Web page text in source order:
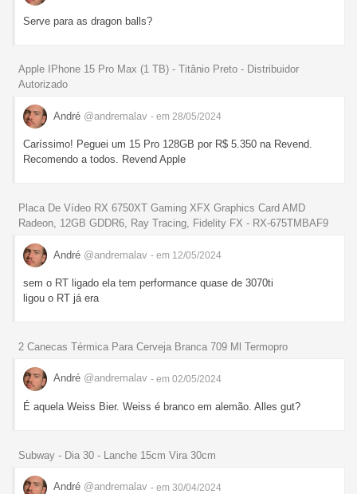
Serve para as dragon balls?
Apple IPhone 15 Pro Max (1 TB) - Titânio Preto - Distribuidor
Autorizado
André @andremalav - em 28/05/2024
Caríssimo! Peguei um 15 Pro 128GB por R$ 5.350 na Revend.
Recomendo a todos. Revend Apple
Placa De Vídeo RX 6750XT Gaming XFX Graphics Card AMD
Radeon, 12GB GDDR6, Ray Tracing, Fidelity FX - RX-675TMBAF9
André @andremalav - em 12/05/2024
sem o RT ligado ela tem performance quase de 3070ti
ligou o RT já era
2 Canecas Térmica Para Cerveja Branca 709 Ml Termopro
André @andremalav - em 02/05/2024
É aquela Weiss Bier. Weiss é branco em alemão. Alles gut?
Subway - Dia 30 - Lanche 15cm Vira 30cm
André @andremalav - em 30/04/2024